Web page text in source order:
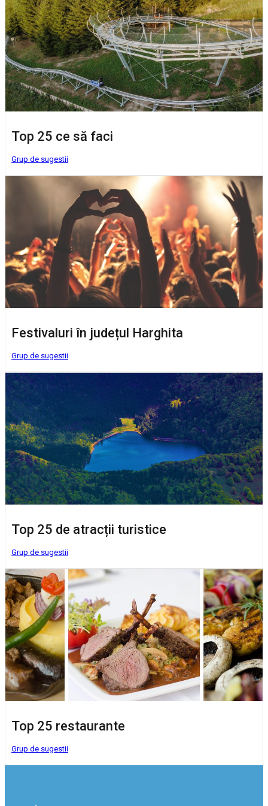
Top 25 ce să faci
Grup de sugestii
Festivaluri în județul Harghita
Grup de sugestii
Top 25 de atracții turistice
Grup de sugestii
Top 25 restaurante
Grup de sugestii